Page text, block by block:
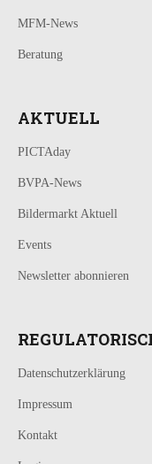
MFM-News
Beratung
AKTUELL
PICTAday
BVPA-News
Bildermarkt Aktuell
Events
Newsletter abonnieren
Datenschutzerklärung
Impressum
Kontakt